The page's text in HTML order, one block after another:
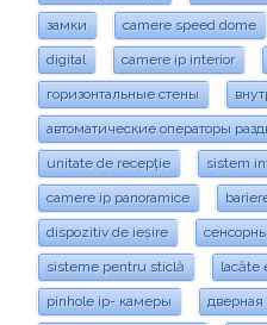
замки camere speed dome
digital camere ip interior
горизонтальные стены
автоматические операторы
unitate de recepție sistem
camere ip panoramice
dispozitiv de ieșire
sisteme pentru sticlă lacăte
pinhole ip- камеры дверная